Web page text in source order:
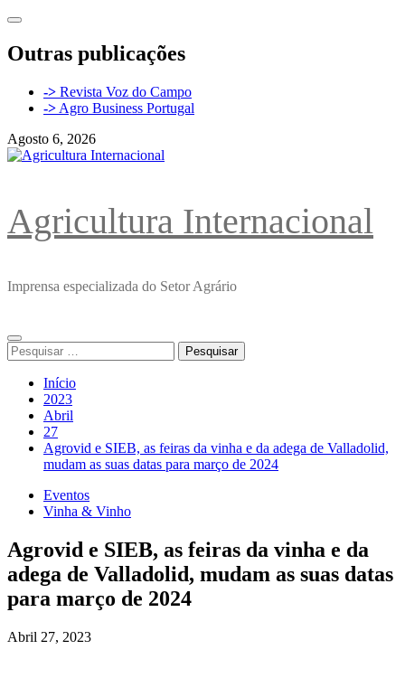
Avançar
o
conteúdo
Outras publicações
-> Revista Voz do Campo
-> Agro Business Portugal
Agosto 6, 2026
Agricultura Internacional
Imprensa especializada do Setor Agrário
Menu
principal
Pesquisar
por:
Início
2023
Abril
27
Agrovid e SIEB, as feiras da vinha e da adega de Valladolid,
mudam as suas datas para março de 2024
Eventos
Vinha & Vinho
Agrovid e SIEB, as feiras da vinha e da
adega de Valladolid, mudam as suas datas
para março de 2024
Abril 27, 2023